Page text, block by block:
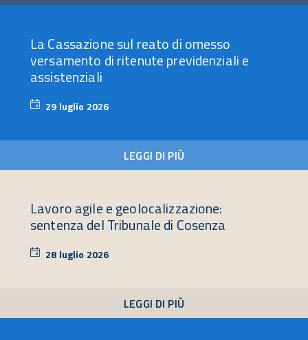
La Cassazione sul reato di omesso
versamento di ritenute previdenziali e
assistenziali
29 luglio 2026
LEGGI DI PIÙ
Lavoro agile e geolocalizzazione:
sentenza del Tribunale di Cosenza
28 luglio 2026
LEGGI DI PIÙ